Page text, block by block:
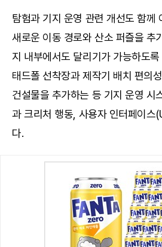
탐험과 기지 운영 관련 개선도 함께
새로운 이동 경로와 산소 퍼즐을 추
지 내부에서도 달리기가 가능하도록
태드폴 선착장과 제작기 배치 편의
건설물을 추가하는 등 기지 운영 시
과 크리처 행동, 사용자 인터페이스
다.